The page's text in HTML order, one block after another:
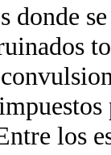
donde
los